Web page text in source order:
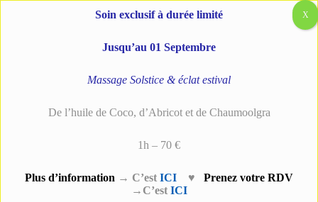
Main
Produits Lait corps velours
Soin exclusif à durée limité
Jusqu’au 01 Septembre
Massage Solstice & éclat estival
De l’huile de Coco, d’Abricot et de Chaumoolgra
1h – 70 €
Plus d’information → C’est ICI ♥ Prenez votre RDV
→C’est ICI